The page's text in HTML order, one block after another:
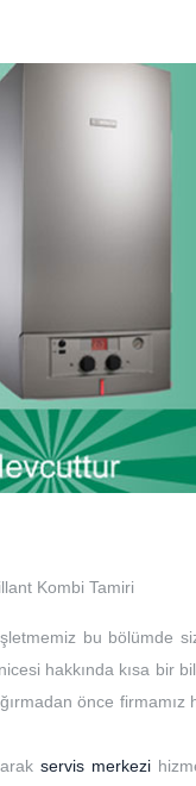
Kombi Tamiri
bu bölümde
hakkında kısa bir
önce firmamız
servis merkezi